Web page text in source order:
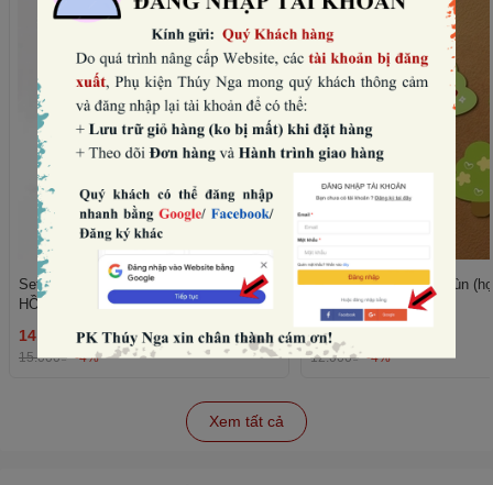
Set 10 mũ sinh nhật hình vương miện-
HỒNG NHẠT (con voi).
14.400₫
15.000₫ -4%
THÊM
Set 50 cây giấy xanh lùn
trái tim).
11.520₫
12.000₫ -4%
Xem tất cả